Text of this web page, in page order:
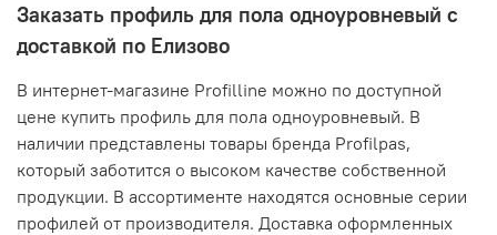
Заказать профиль для пола одноуровневый с
доставкой по Елизово
В интернет-магазине Profilline можно по доступной
цене купить профиль для пола одноуровневый. В
наличии представлены товары бренда Profilpas,
который заботится о высоком качестве собственной
продукции. В ассортименте находятся основные серии
профилей от производителя. Доставка оформленных